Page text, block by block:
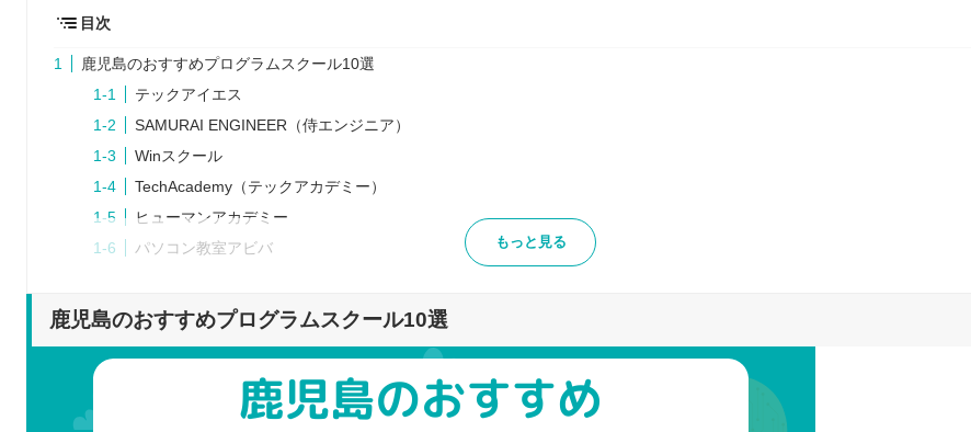
目次
鹿児島のおすすめプログラムスクール10選
テックアイエス
SAMURAI ENGINEER（侍エンジニア）
Winスクール
TechAcademy（テックアカデミー）
ヒューマンアカデミー
パソコン教室アビバ
techgym（テックジム）
プログラムスクールを選ぶポイント
もっと見る
鹿児島のおすすめプログラムスクール10選